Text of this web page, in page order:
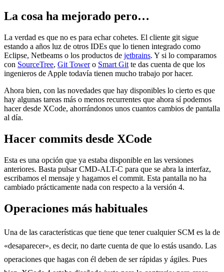
La cosa ha mejorado pero…
La verdad es que no es para echar cohetes. El cliente git sigue
estando a años luz de otros IDEs que lo tienen integrado como
Eclipse, Netbeams o los productos de jetbrains. Y si lo comparamos
con SourceTree, Git Towero Smart Git te das cuenta de que los
ingenieros de Apple todavía tienen mucho trabajo por hacer.
Ahora bien, con las novedades que hay disponibles lo cierto es que
hay algunas tareas más o menos recurrentes que ahora sí podemos
hacer desde XCode, ahorrándonos unos cuantos cambios de pantalla
al día.
Hacer commits desde XCode
Esta es una opción que ya estaba disponible en las versiones
anteriores. Basta pulsar CMD-ALT-C para que se abra la interfaz,
escribamos el mensaje y hagamos el commit. Esta pantalla no ha
cambiado prácticamente nada con respecto a la versión 4.
Operaciones más habituales
Una de las características que tiene que tener cualquier SCM es la de
«desaparecer», es decir, no darte cuenta de que lo estás usando. Las
operaciones que hagas con él deben de ser rápidas y ágiles. Pues